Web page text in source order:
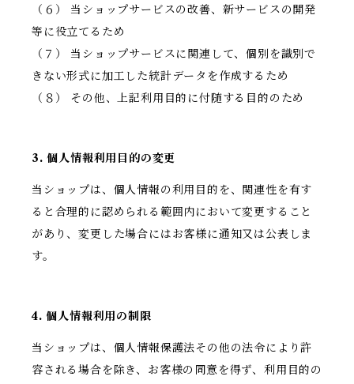
（６） 当ショップサービスの改善、新サービスの開発
等に役立てるため
（７） 当ショップサービスに関連して、個別を識別で
きない形式に加工した統計データを作成するため
（８） その他、上記利用目的に付随する目的のため
3. 個人情報利用目的の変更
当ショップは、個人情報の利用目的を、関連性を有す
ると合理的に認められる範囲内において変更すること
があり、変更した場合にはお客様に通知又は公表しま
す。
4. 個人情報利用の制限
当ショップは、個人情報保護法その他の法令により許
容される場合を除き、お客様の同意を得ず、利用目的の